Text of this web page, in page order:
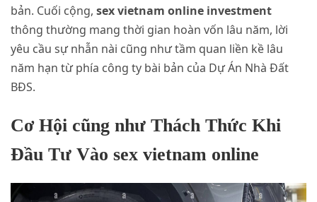
bản. Cuối cộng, sex vietnam online investment
thông thường mang thời gian hoàn vốn lâu năm, lời
yêu cầu sự nhẫn nài cũng như tầm quan liền kề lâu
năm hạn từ phía công ty bài bản của Dự Án Nhà Đất
BĐS.
Cơ Hội cũng như Thách Thức Khi
Đầu Tư Vào sex vietnam online